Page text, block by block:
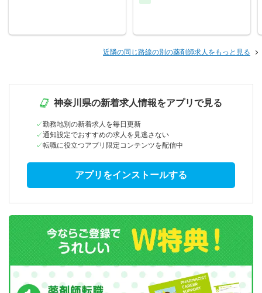
近隣の同じ路線の別の薬剤師求人をもっと見る
神奈川県の新着求人情報をアプリで見る
勤務地別の新着求人を毎日更新
通知設定でおすすめの求人を見逃さない
転職に役立つアプリ限定コンテンツを配信中
アプリをインストールする